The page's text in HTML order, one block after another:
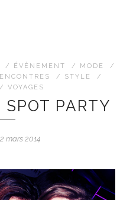
/ ÉVÈNEMENT / MODE
/
/ STYLE
/
VOYAGES
PARTY
mars 2014